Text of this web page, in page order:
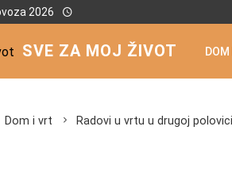
2026
SVE ZA MOJ ŽIVOT
Dom i vrt Radovi u vrtu u drugoj